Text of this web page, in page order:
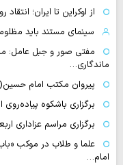
از اوکراین تا ایران؛
سینمای مستند باید
مفتی صور و جبل عامل: ما
ماندگاری…
پیروان مکتب امام
برگزاری باشکوه
برگزاری مراسم عزاداری
علما و طلاب در موکب
امام…